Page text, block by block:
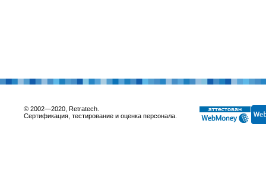
© 2002—2020, Retratech.
Сертификация, тестирование и оценка персонала.